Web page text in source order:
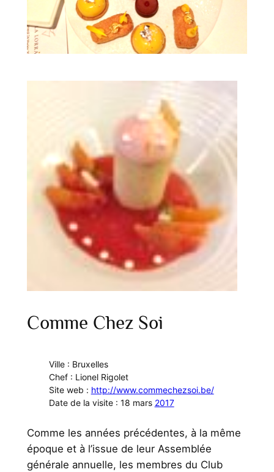
Comme Chez Soi
Ville : Bruxelles
Chef : Lionel Rigolet
Site web : http://www.commechezsoi.be/
Date de la visite : 18 mars 2017
Comme les années précédentes, à la même
époque et à l’issue de leur Assemblée
générale annuelle, les membres du Club